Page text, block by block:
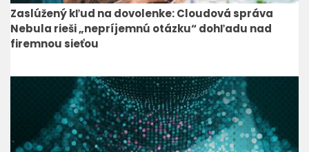
Zaslúžený kľud na dovolenke: Cloudová správa
Nebula rieši „nepríjemnú otázku“ dohľadu nad
firemnou sieťou